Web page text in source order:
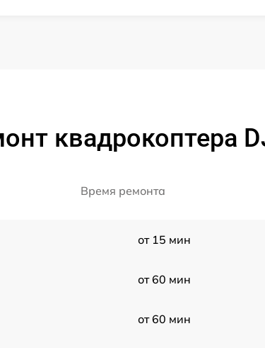
квадрокоптера
Время ремонта
от 15 мин
от 60 мин
от 60 мин